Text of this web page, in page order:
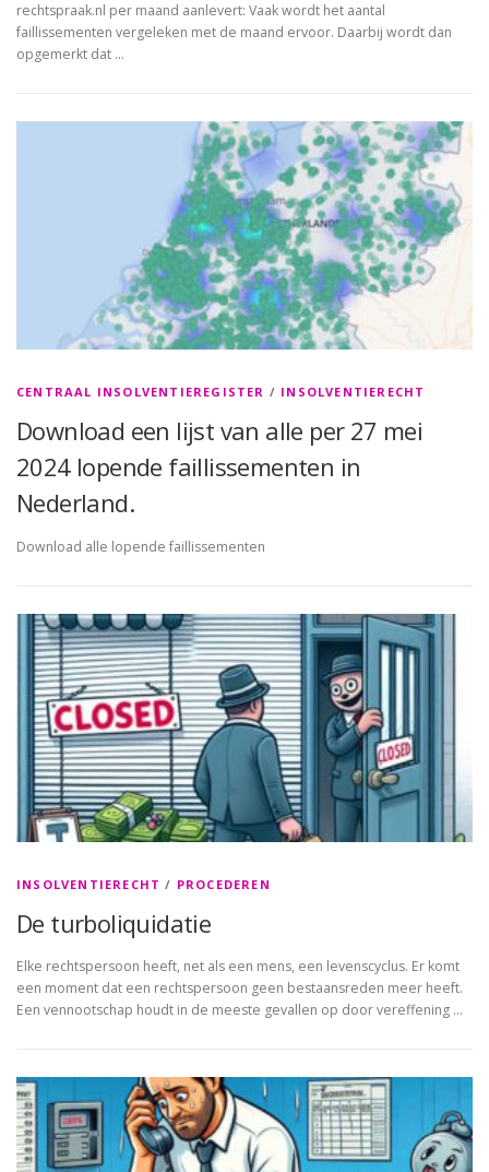
rechtspraak.nl per maand aanlevert: Vaak wordt het aantal
faillissementen vergeleken met de maand ervoor. Daarbij wordt dan
opgemerkt dat …
CENTRAAL INSOLVENTIEREGISTER / INSOLVENTIERECHT
Download een lijst van alle per 27 mei
2024 lopende faillissementen in
Nederland.
Download alle lopende faillissementen
INSOLVENTIERECHT / PROCEDEREN
De turboliquidatie
Elke rechtspersoon heeft, net als een mens, een levenscyclus. Er komt
een moment dat een rechtspersoon geen bestaansreden meer heeft.
Een vennootschap houdt in de meeste gevallen op door vereffening …